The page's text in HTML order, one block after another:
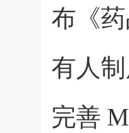
布《
有人
完善